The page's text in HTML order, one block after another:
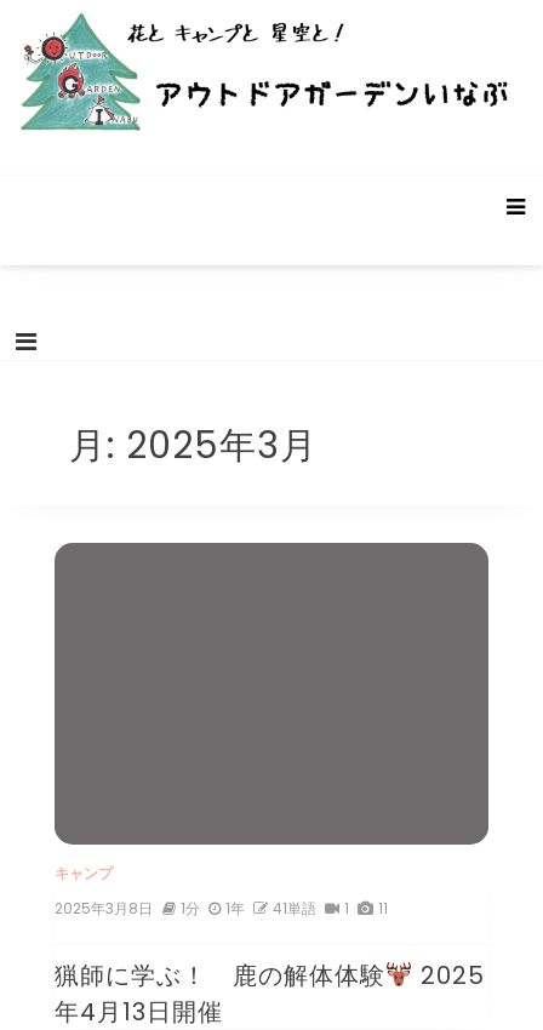
農地・遊休ビニールハウスを使った個性的なキャンプ場です。お
月: 2025年3月
キャンプ
2025年3月8日 1分 1年 41単語 1 11
猟師に学ぶ！ 鹿の解体体験
2025
年4月13日開催